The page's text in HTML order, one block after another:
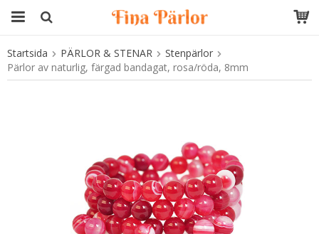
Produkten har blivit tillagd i varukorgen
Startsida PÄRLOR & STENAR
Stenpärlor
Pärlor av naturlig, färgad bandagat, rosa/röda, 8mm